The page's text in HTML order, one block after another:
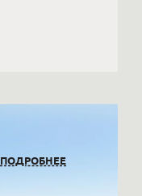
ПОДРОБНЕЕ